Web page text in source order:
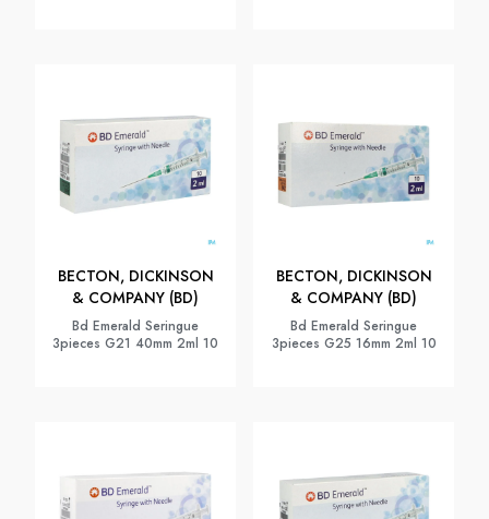
BECTON, DICKINSON
& COMPANY (BD)
Bd Emerald Seringue
3pieces G21 40mm 2ml 10
BECTON, DICKINSON
& COMPANY (BD)
Bd Emerald Seringue
3pieces G25 16mm 2ml 10